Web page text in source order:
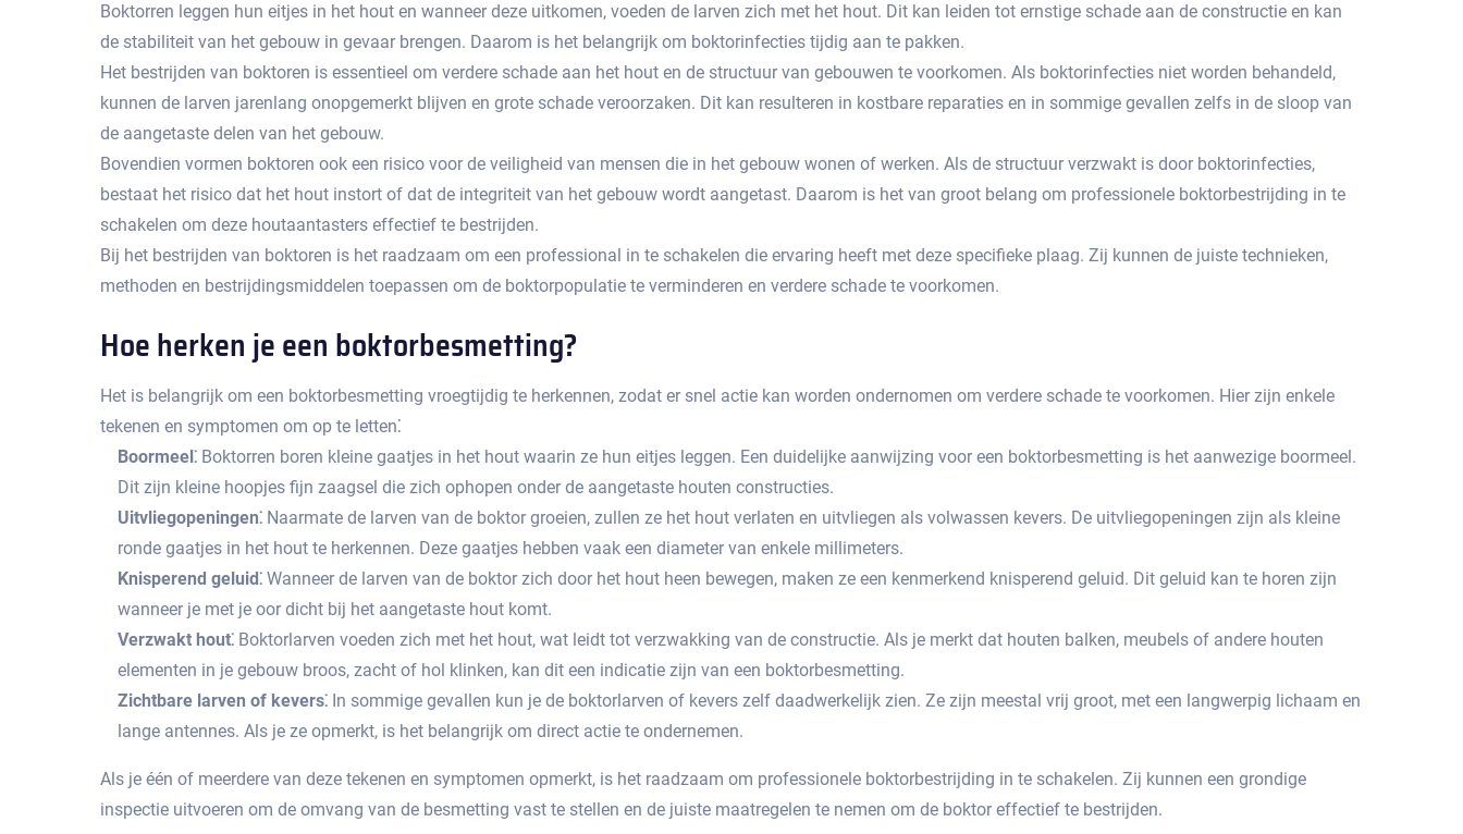
Boktorren leggen hun eitjes in het hout en wanneer deze uitkomen, voeden de larven zich met het hout.​ Dit kan leiden tot ernstige schade aan de constructie en kan
de stabiliteit van het gebouw in gevaar brengen.​ Daarom is het belangrijk om boktorinfecties tijdig aan te pakken.​
Het bestrijden van boktoren is essentieel om verdere schade aan het hout en de structuur van gebouwen te voorkomen. Als boktorinfecties niet worden behandeld,
kunnen de larven jarenlang onopgemerkt blijven en grote schade veroorzaken.​ Dit kan resulteren in kostbare reparaties en in sommige gevallen zelfs in de sloop van
de aangetaste delen van het gebouw.​
Bovendien vormen boktoren ook een risico voor de veiligheid van mensen die in het gebouw wonen of werken.​ Als de structuur verzwakt is door boktorinfecties,
bestaat het risico dat het hout instort of dat de integriteit van het gebouw wordt aangetast. Daarom is het van groot belang om professionele boktorbestrijding in te
schakelen om deze houtaantasters effectief te bestrijden.​
Bij het bestrijden van boktoren is het raadzaam om een professional in te schakelen die ervaring heeft met deze specifieke plaag.​ Zij kunnen de juiste technieken,
methoden en bestrijdingsmiddelen toepassen om de boktorpopulatie te verminderen en verdere schade te voorkomen.​
Hoe herken je een boktorbesmetting?​
Het is belangrijk om een boktorbesmetting vroegtijdig te herkennen, zodat er snel actie kan worden ondernomen om verdere schade te voorkomen.​ Hier zijn enkele
tekenen en symptomen om op te letten⁚
Boormeel⁚Boktorren boren kleine gaatjes in het hout waarin ze hun eitjes leggen.​ Een duidelijke aanwijzing voor een boktorbesmetting is het aanwezige boormeel.​
Dit zijn kleine hoopjes fijn zaagsel die zich ophopen onder de aangetaste houten constructies.​
Uitvliegopeningen⁚Naarmate de larven van de boktor groeien, zullen ze het hout verlaten en uitvliegen als volwassen kevers.​ De uitvliegopeningen zijn als kleine
ronde gaatjes in het hout te herkennen.​ Deze gaatjes hebben vaak een diameter van enkele millimeters.​
Knisperend geluid⁚Wanneer de larven van de boktor zich door het hout heen bewegen, maken ze een kenmerkend knisperend geluid.​ Dit geluid kan te horen zijn
wanneer je met je oor dicht bij het aangetaste hout komt.​
Verzwakt hout⁚Boktorlarven voeden zich met het hout, wat leidt tot verzwakking van de constructie.​ Als je merkt dat houten balken, meubels of andere houten
elementen in je gebouw broos, zacht of hol klinken, kan dit een indicatie zijn van een boktorbesmetting.
Zichtbare larven of kevers⁚In sommige gevallen kun je de boktorlarven of kevers zelf daadwerkelijk zien. Ze zijn meestal vrij groot, met een langwerpig lichaam en
lange antennes.​ Als je ze opmerkt, is het belangrijk om direct actie te ondernemen.​
Als je één of meerdere van deze tekenen en symptomen opmerkt, is het raadzaam om professionele boktorbestrijding in te schakelen.​ Zij kunnen een grondige
inspectie uitvoeren om de omvang van de besmetting vast te stellen en de juiste maatregelen te nemen om de boktor effectief te bestrijden.​